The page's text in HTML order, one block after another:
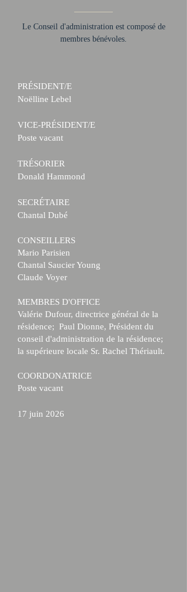
Le Conseil d'administration est composé de
membres bénévoles.
PRÉSIDENT/E
Noëlline Lebel
VICE-PRÉSIDENT/E
Poste vacant
TRÉSORIER
Donald Hammond
SECRÉTAIRE
Chantal Dubé
CONSEILLERS
Mario Parisien
Chantal Saucier Young
Claude Voyer
MEMBRES D'OFFICE
Valérie Dufour, directrice général de la
résidence; Paul Dionne, Président du
conseil d'administration de la résidence;
la supérieure locale Sr. Rachel Thériault.
COORDONATRICE
Poste vacant
17 juin 2026